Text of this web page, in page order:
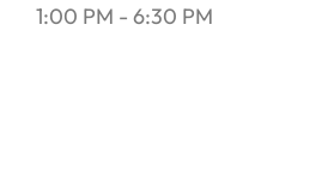
1:00 PM - 6:30 PM